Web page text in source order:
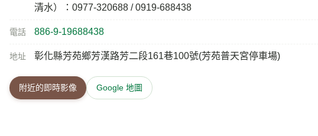
清水）：0977-320688 / 0919-688438
電話 886-9-19688438
地址 彰化縣芳苑鄉芳漢路芳二段161巷100號(芳苑普天宮停車場)
附近的即時影像 Google 地圖